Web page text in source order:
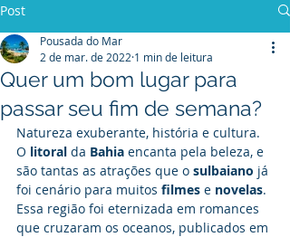
Post
Quer um bom lugar para
passar seu fim de semana?
Pousada do Mar
2 de mar. de 2022 1 min de leitura
Natureza exuberante, história e cultura.
O litoral da Bahia encanta pela beleza, e
são tantas as atrações que o sulbaiano já
foi cenário para muitos filmes e novelas.
Essa região foi eternizada em romances
que cruzaram os oceanos, publicados em